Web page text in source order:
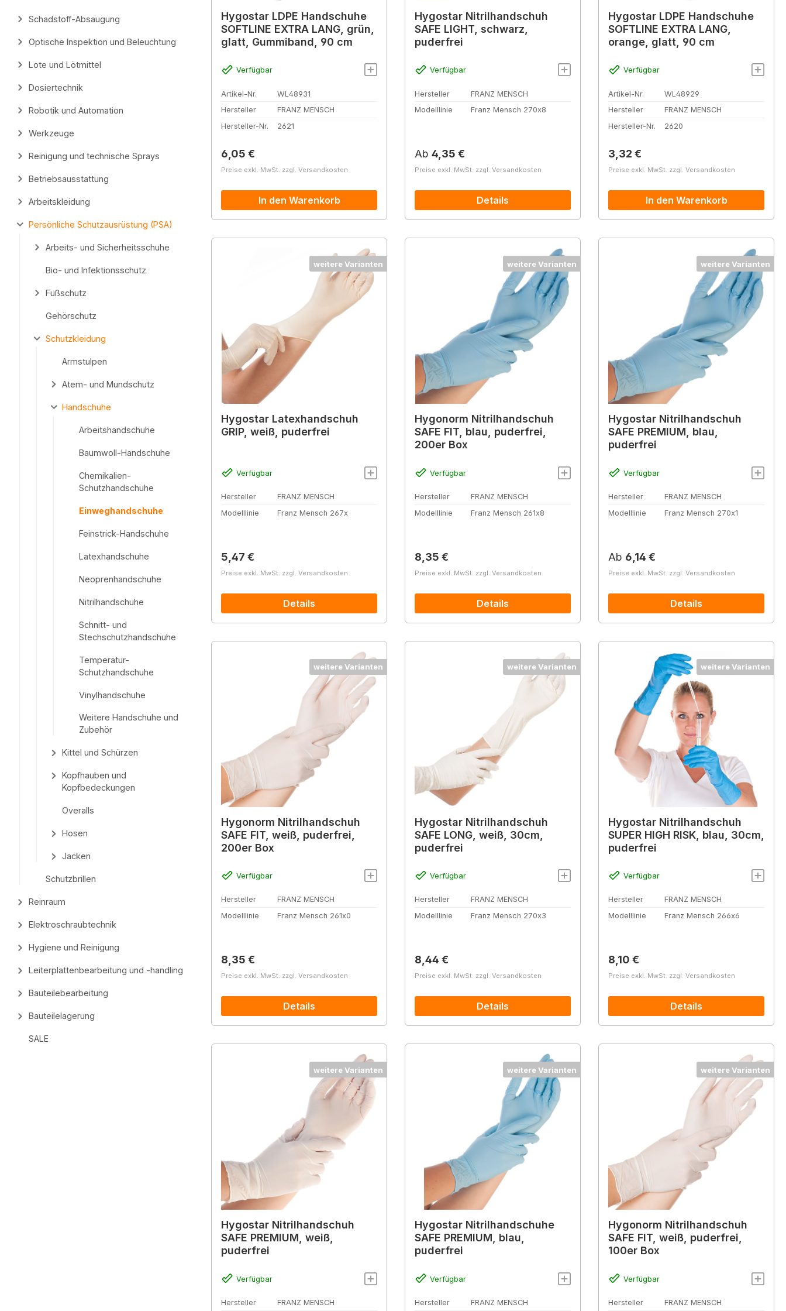
Schadstoff-Absaugung
Optische Inspektion und Beleuchtung
Lote und Lötmittel
Dosiertechnik
Robotik und Automation
Werkzeuge
Reinigung und technische Sprays
Betriebsausstattung
Arbeitskleidung
Persönliche Schutzausrüstung (PSA)
Arbeits- und Sicherheitsschuhe
Bio- und Infektionsschutz
Fußschutz
Gehörschutz
Schutzkleidung
Armstulpen
Atem- und Mundschutz
Handschuhe
Arbeitshandschuhe
Baumwoll-Handschuhe
Chemikalien-
Schutzhandschuhe
Einweghandschuhe
Feinstrick-Handschuhe
Latexhandschuhe
Neoprenhandschuhe
Nitrilhandschuhe
Schnitt- und
Stechschutzhandschuhe
Temperatur-
Schutzhandschuhe
Vinylhandschuhe
Weitere Handschuhe und
Zubehör
Kittel und Schürzen
Kopfhauben und
Kopfbedeckungen
Overalls
Hosen
Jacken
Schutzbrillen
Reinraum
Elektroschraubtechnik
Hygiene und Reinigung
Leiterplattenbearbeitung und -handling
Bauteilebearbeitung
Bauteilelagerung
SALE
Hygostar LDPE Handschuhe
SOFTLINE EXTRA LANG, grün,
glatt, Gummiband, 90 cm
Verfügbar
Artikel-Nr.
WL48931
Hersteller
FRANZ MENSCH
Hersteller-Nr.
2621
Regulärer Preis:
6,05 €
Preise exkl. MwSt. zzgl. Versandkosten
In den Warenkorb
Hygostar Nitrilhandschuh
SAFE LIGHT, schwarz,
puderfrei
Verfügbar
Hersteller
FRANZ MENSCH
Modelllinie
Franz Mensch 270x8
Regulärer Preis:
Ab 4,35 €
Preise exkl. MwSt. zzgl. Versandkosten
Details
Hygostar LDPE Handschuhe
SOFTLINE EXTRA LANG,
orange, glatt, 90 cm
Verfügbar
Artikel-Nr.
WL48929
Hersteller
FRANZ MENSCH
Hersteller-Nr.
2620
Regulärer Preis:
3,32 €
Preise exkl. MwSt. zzgl. Versandkosten
In den Warenkorb
weitere Varianten
Hygostar Latexhandschuh
GRIP, weiß, puderfrei
Verfügbar
Hersteller
FRANZ MENSCH
Modelllinie
Franz Mensch 267x
Regulärer Preis:
5,47 €
Preise exkl. MwSt. zzgl. Versandkosten
Details
weitere Varianten
Hygonorm Nitrilhandschuh
SAFE FIT, blau, puderfrei,
200er Box
Verfügbar
Hersteller
FRANZ MENSCH
Modelllinie
Franz Mensch 261x8
Regulärer Preis:
8,35 €
Preise exkl. MwSt. zzgl. Versandkosten
Details
weitere Varianten
Hygostar Nitrilhandschuh
SAFE PREMIUM, blau,
puderfrei
Verfügbar
Hersteller
FRANZ MENSCH
Modelllinie
Franz Mensch 270x1
Regulärer Preis:
Ab 6,14 €
Preise exkl. MwSt. zzgl. Versandkosten
Details
weitere Varianten
Hygonorm Nitrilhandschuh
SAFE FIT, weiß, puderfrei,
200er Box
Verfügbar
Hersteller
FRANZ MENSCH
Modelllinie
Franz Mensch 261x0
Regulärer Preis:
8,35 €
Preise exkl. MwSt. zzgl. Versandkosten
Details
weitere Varianten
Hygostar Nitrilhandschuh
SAFE LONG, weiß, 30cm,
puderfrei
Verfügbar
Hersteller
FRANZ MENSCH
Modelllinie
Franz Mensch 270x3
Regulärer Preis:
8,44 €
Preise exkl. MwSt. zzgl. Versandkosten
Details
weitere Varianten
Hygostar Nitrilhandschuh
SUPER HIGH RISK, blau, 30cm,
puderfrei
Verfügbar
Hersteller
FRANZ MENSCH
Modelllinie
Franz Mensch 266x6
Regulärer Preis:
8,10 €
Preise exkl. MwSt. zzgl. Versandkosten
Details
weitere Varianten
Hygostar Nitrilhandschuh
SAFE PREMIUM, weiß,
puderfrei
Verfügbar
Hersteller FRANZ MENSCH
weitere Varianten
Hygostar Nitrilhandschuhe
SAFE PREMIUM, blau,
puderfrei
Verfügbar
Hersteller FRANZ MENSCH
weitere Varianten
Hygonorm Nitrilhandschuh
SAFE FIT, weiß, puderfrei,
100er Box
Verfügbar
Hersteller FRANZ MENSCH